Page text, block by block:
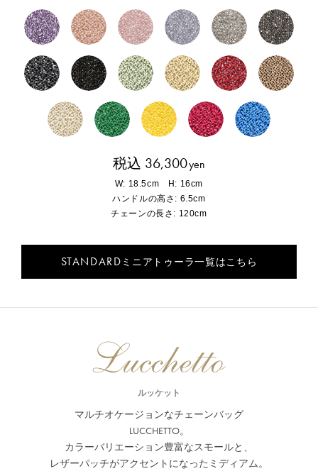
税込 36,300yen
W: 18.5cm H: 16cm
ハンドルの高さ: 6.5cm
チェーンの長さ: 120cm
STANDARD ミニアトゥーラ一覧はこちら
ルッケット
マルチオケージョンなチェーンバッグ
LUCCHETTO。
カラーバリエーション豊富なスモールと、
レザーパッチがアクセントになったミディアム。